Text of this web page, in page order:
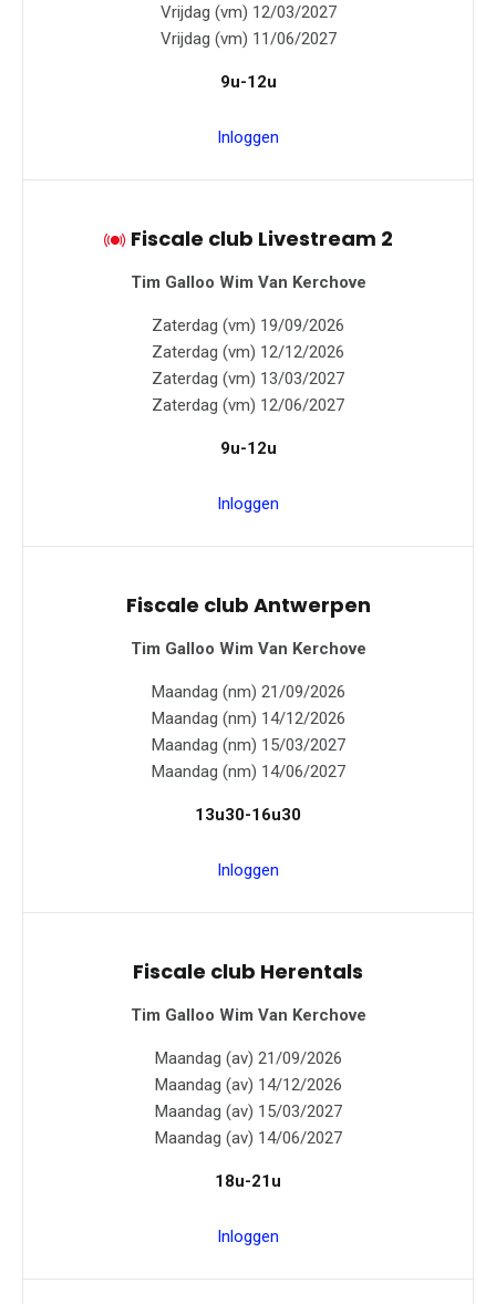
Vrijdag (vm) 12/03/2027
Vrijdag (vm) 11/06/2027
9u-12u
Inloggen
Fiscale club Livestream 2
Tim Galloo Wim Van Kerchove
Zaterdag (vm) 19/09/2026
Zaterdag (vm) 12/12/2026
Zaterdag (vm) 13/03/2027
Zaterdag (vm) 12/06/2027
9u-12u
Inloggen
Fiscale club Antwerpen
Tim Galloo Wim Van Kerchove
Maandag (nm) 21/09/2026
Maandag (nm) 14/12/2026
Maandag (nm) 15/03/2027
Maandag (nm) 14/06/2027
13u30-16u30
Inloggen
Fiscale club Herentals
Tim Galloo Wim Van Kerchove
Maandag (av) 21/09/2026
Maandag (av) 14/12/2026
Maandag (av) 15/03/2027
Maandag (av) 14/06/2027
18u-21u
Inloggen